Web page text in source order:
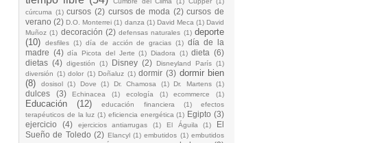
cúrcuma (1) cursos (2) cursos de moda (2) cursos de
verano (2) D.O. Monterrei (1) danza (1) David Meca (1) David
Muñoz (1) decoración (2) defensas naturales (1) deporte
(10)
desfiles (1) día de acción de gracias (1) día de la
madre (4) día Picota del Jerte (1) Diadora (1) dieta (6)
dietas (4) digestión (1) Disney (2) Disneyland París (1)
diversión (1) dolor (1) Doñaluz (1) dormir (3) dormir bien
(8)
dosisol (1) Dove (1) Dr. Chamosa (1) Dr. Martens (1)
dulces (3) Echinacea (1) ecología (1) ecommerce (1)
Educación (12) educación financiera (1)
efectos
terapéuticos de la luz (1) eficiencia energética (1) Egipto (3)
ejercicio
(4) ejercicios antiarrugas (1) El Águila (1)
El
Sueño de Toledo (2) Elancyl (1) embutidos (1) embutidos